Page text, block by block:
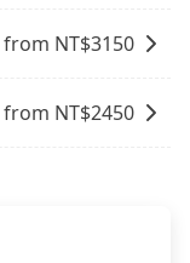
from NT$3150
from NT$2450